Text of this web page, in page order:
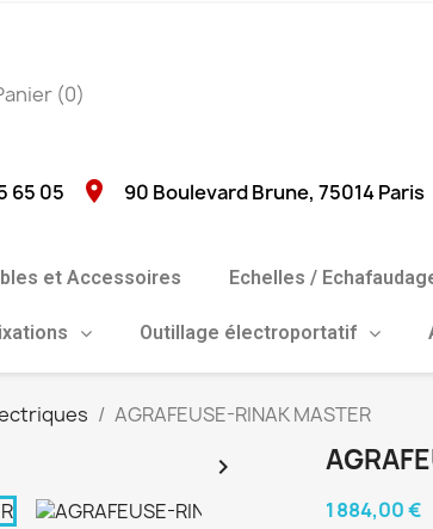
(0)
65 05 location_on 90 Boulevard Brune, 75014 Paris
et Accessoires Echelles /
Outillage électroportatif
AGRAFEUSE-RINAK MASTER

1 884,00 €